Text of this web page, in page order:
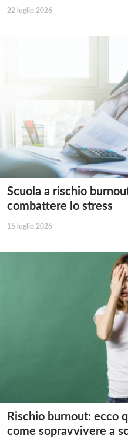
22 luglio 2026
Scuola a rischio
combattere lo stress
15 luglio 2026
Rischio burnout: ecco
come sopravvivere a